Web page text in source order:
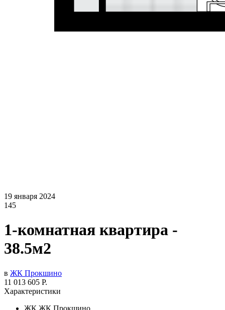
19 января 2024
145
1-комнатная квартира -
38.5м2
в ЖК Прокшино
11 013 605 Р.
Характеристики
ЖК ЖК Прокшино